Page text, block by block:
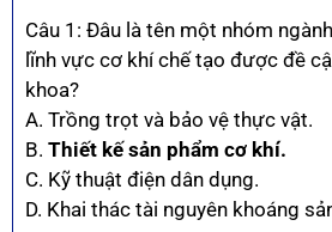
Câu 1: Đâu là tên một nhóm
lĩnh vực cơ khí chế tạo được đề
khoa?
A. Trồng trọt và bảo vệ thực vật.
B. Thiết kế sản phẩm cơ khí.
C. Kỹ thuật điện dân dụng.
D. Khai thác tài nguyên khoáng